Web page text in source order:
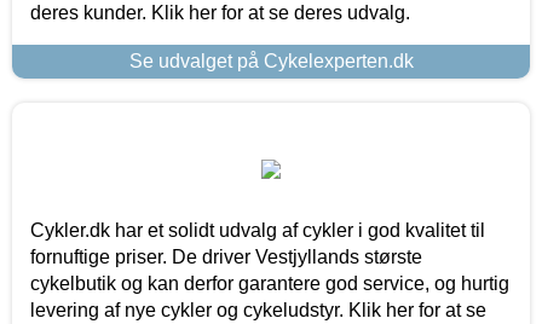
deres kunder. Klik her for at se deres udvalg.
Se udvalget på Cykelexperten.dk
Cykler.dk har et solidt udvalg af cykler i god kvalitet til
fornuftige priser. De driver Vestjyllands største
cykelbutik og kan derfor garantere god service, og hurtig
levering af nye cykler og cykeludstyr. Klik her for at se